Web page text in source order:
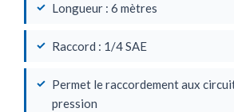
Longueur : 6 mètres
Raccord : 1/4 SAE
Permet le raccordement aux
pression